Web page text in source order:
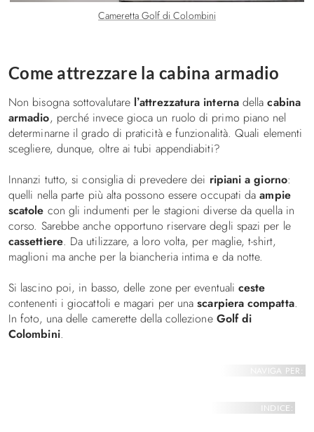
Cameretta Golf di Colombini
Come attrezzare la cabina armadio
Non bisogna sottovalutare l’attrezzatura internadellacabina
armadio, perché invece gioca un ruolo di primo piano nel
determinarne il grado di praticità e funzionalità. Quali elementi
scegliere, dunque, oltre ai tubi appendiabiti?
Innanzi tutto, si consiglia di prevedere dei ripiani a giorno:
quelli nella parte più alta possono essere occupati daampie
scatole con gli indumenti per le stagioni diverse da quella in
corso. Sarebbe anche opportuno riservare degli spazi per le
cassettiere. Da utilizzare, a loro volta, per maglie, t-shirt,
maglioni ma anche per la biancheria intima e da notte.
Si lascino poi, in basso, delle zone per eventualiceste
contenenti i giocattoli e magari per unascarpiera compatta.
In foto, una delle camerette della collezione Golf di
Colombini.
NAVIGA PER:
INDICE: